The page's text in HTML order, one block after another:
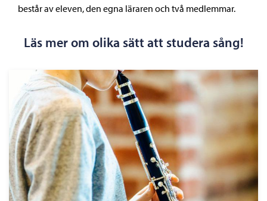
består av eleven, den egna läraren och två medlemmar.
Läs mer om olika sätt att studera sång!